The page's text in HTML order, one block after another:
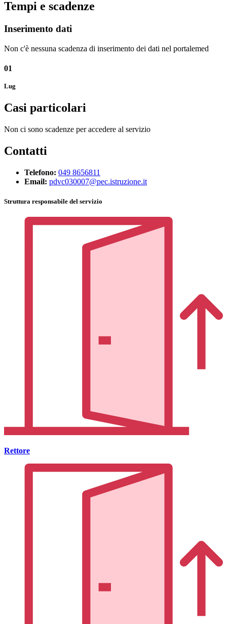
Tempi e scadenze
Inserimento dati
Non c'è nessuna scadenza di inserimento dei dati nel portalemed
01
Lug
Casi particolari
Non ci sono scadenze per accedere al servizio
Contatti
Telefono: 049 8656811
Email: pdvc030007@pec.istruzione.it
Struttura responsabile del servizio
Rettore